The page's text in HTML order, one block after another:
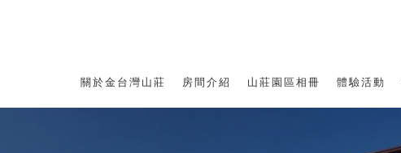
關於金台灣山莊 房間介紹 山莊園區相冊 體驗活動